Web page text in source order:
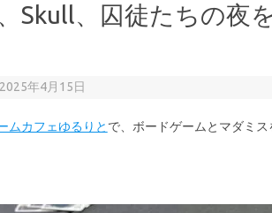
Skull、囚徒たちの夜
2025年4月15日
ムカフェゆるりと で、ボードゲームとマダミス